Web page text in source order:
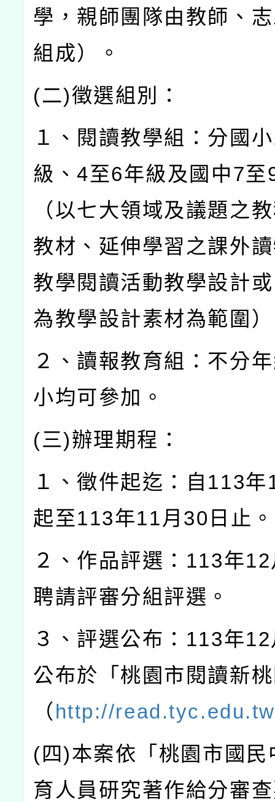
學，親師團隊由教師、
組成）。
(二)徵選組別：
１、閱讀教學組：分國小
級、4至6年級及國中7至
（以七大領域及議題之
教材、延伸學習之課外
教學閱讀活動教學設計
為教學設計素材為範圍
２、讀報教育組：不分
小均可參加。
(三)辦理期程：
１、徵件起迄：自 113年
起至113年11月 30 日止。
２、作品評選： 113年12
聘請評審分組評選。
３、評選公布： 113年12
公布於「桃園市閱讀新
（ http://
( 四)本案依「桃園市國民
育人員研究著作給分審